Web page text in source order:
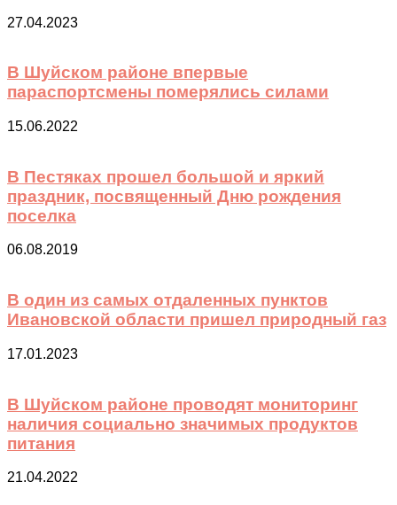
27.04.2023
В Шуйском районе впервые
параспортсмены померялись силами
15.06.2022
В Пестяках прошел большой и яркий
праздник, посвященный Дню рождения
поселка
06.08.2019
В один из самых отдаленных пунктов
Ивановской области пришел природный газ
17.01.2023
В Шуйском районе проводят мониторинг
наличия социально значимых продуктов
питания
21.04.2022